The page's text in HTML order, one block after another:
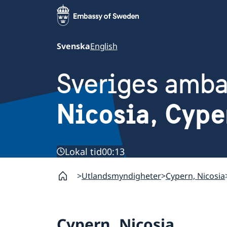
SvenskaEnglish
Sveriges
Nicosia,
Lokal tid00:13
Utlandsmyndigheter Cypern, Nicosia